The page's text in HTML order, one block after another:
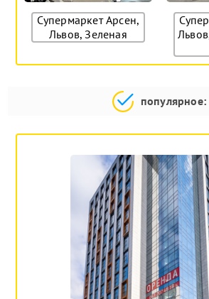
Супермаркет Арсен,
Львов, Зеленая
популярное: